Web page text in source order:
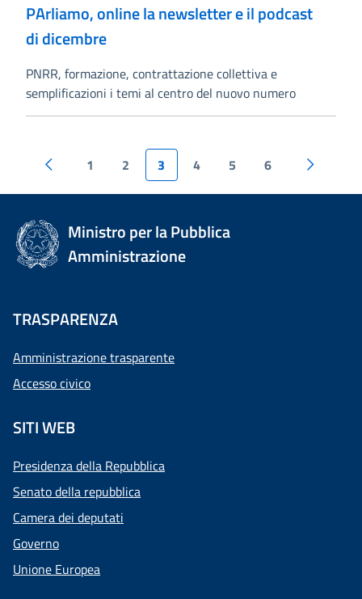
PArliamo, online la newsletter e il podcast
di dicembre
PNRR, formazione, contrattazione collettiva e
semplificazioni i temi al centro del nuovo numero
1 2 3 4 5 6
Ministro per la Pubblica
Amministrazione
TRASPARENZA
Amministrazione trasparente
Accesso civico
SITI WEB
Presidenza della Repubblica
Senato della repubblica
Camera dei deputati
Governo
Unione Europea